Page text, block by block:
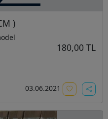
)
180,00 TL
03.06.2021